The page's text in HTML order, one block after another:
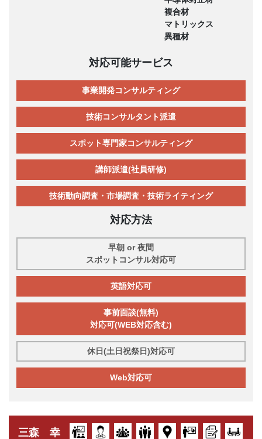
複合材
マトリックス
異種材
対応可能サービス
事業開発コンサルティング
技術コンサルタント派遣
スポット専門家コンサルティング
講師派遣(社員研修)
技術動向調査・市場調査・技術ライティング
対応方法
早朝 or 夜間
スポットコンサル対応可
英語対応可
事前面談(無料)
対応可(WEB対応含む)
休日(土日祝祭日)対応可
Web対応可
三森 幸